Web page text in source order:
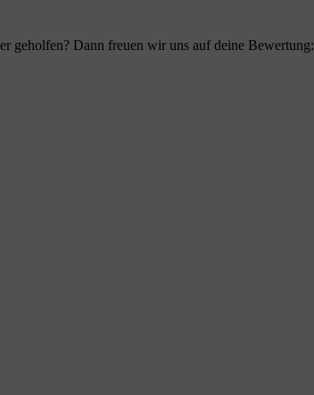
geholfen? Dann freuen wir uns auf deine Bewertung: